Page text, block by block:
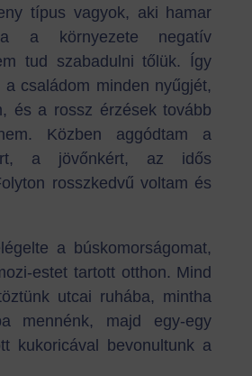
típus vagyok, aki hamar
a környezete negatív
tud szabadulni tőlük. Így
családom minden nyűgjét,
és a rossz érzések tovább
Közben aggódtam a
a jövőnkért, az idős
rosszkedvű voltam és
a búskomorságomat,
estet tartott otthon. Mind
utcai ruhába, mintha
mennénk, majd egy-egy
kukoricával bevonultunk a